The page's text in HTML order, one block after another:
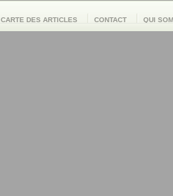
CARTE DES ARTICLES CONTACT QUI